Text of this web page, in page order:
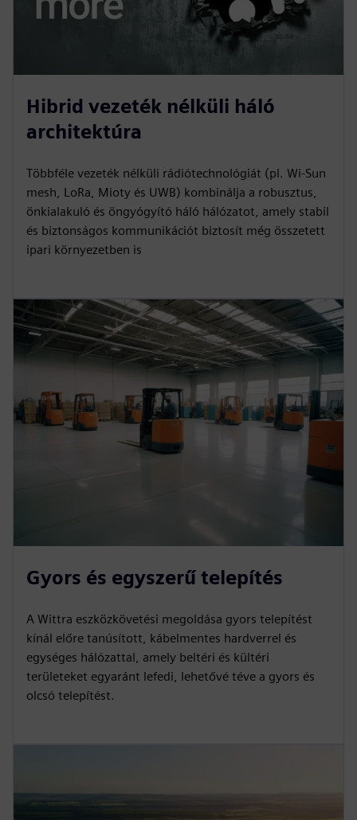
Hibrid vezeték nélküli háló
architektúra
Többféle vezeték nélküli rádiótechnológiát (pl. Wi-Sun
mesh, LoRa, Mioty és UWB) kombinálja a robusztus,
önkialakuló és öngyógyító háló hálózatot, amely stabil
és biztonságos kommunikációt biztosít még összetett
ipari környezetben is
Gyors és egyszerű telepítés
A Wittra eszközkövetési megoldása gyors telepítést
kínál előre tanúsított, kábelmentes hardverrel és
egységes hálózattal, amely beltéri és kültéri
területeket egyaránt lefedi, lehetővé téve a gyors és
olcsó telepítést.